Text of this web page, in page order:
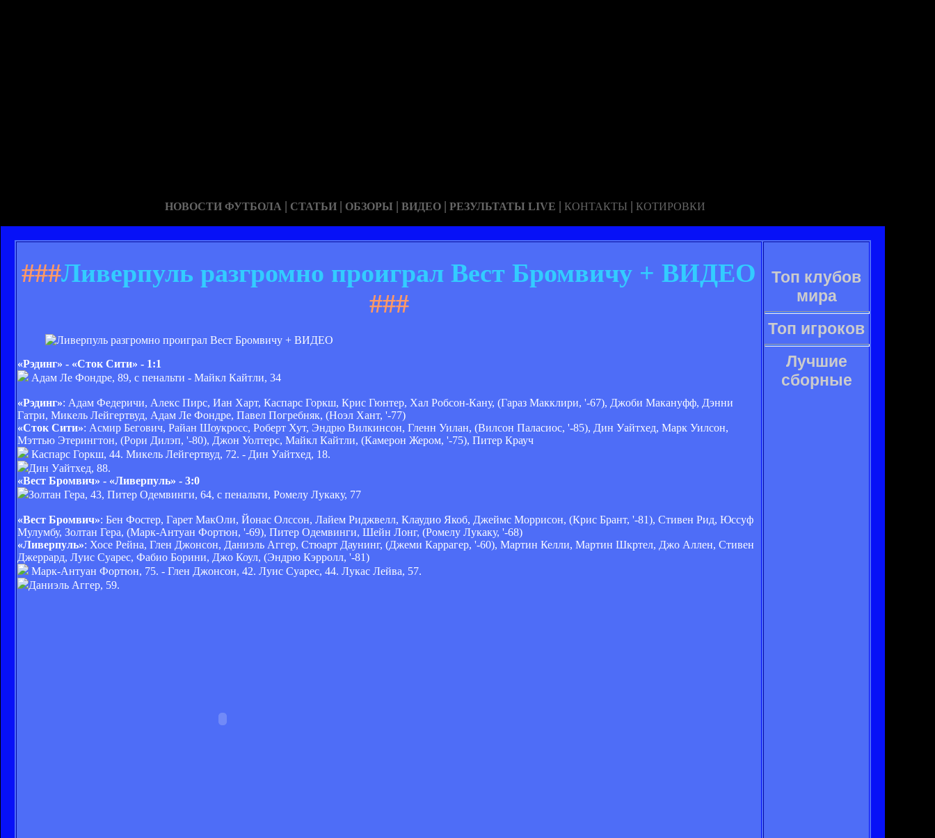
НОВОСТИ ФУТБОЛА | СТАТЬИ | ОБЗОРЫ | ВИДЕО | РЕЗУЛЬТАТЫ LIVE | КОНТАКТЫ | КОТИРОВКИ
###Ливерпуль разгромно проиграл Вест Бромвичу + ВИДЕО
###
«Рэдинг» - «Сток Сити» - 1:1
Адам Ле Фондре, 89, с пенальти - Майкл Кайтли, 34
«Рэдинг»: Адам Федеричи, Алекс Пирс, Иан Харт, Каспарс Горкш, Крис Гюнтер, Хал Робсон-Кану, (Гараз Макклири, '-67), Джоби Макануфф, Дэнни
Гатри, Микель Лейгертвуд, Адам Ле Фондре, Павел Погребняк, (Ноэл Хант, '-77)
«Сток Сити»: Асмир Бегович, Райан Шоукросс, Роберт Хут, Эндрю Вилкинсон, Гленн Уилан, (Вилсон Паласиос, '-85), Дин Уайтхед, Марк Уилсон,
Мэттью Этерингтон, (Рори Дилэп, '-80), Джон Уолтерс, Майкл Кайтли, (Камерон Жером, '-75), Питер Крауч
Каспарс Горкш, 44. Микель Лейгертвуд, 72. - Дин Уайтхед, 18.
Дин Уайтхед, 88.
«Вест Бромвич» - «Ливерпуль» - 3:0
Золтан Гера, 43, Питер Одемвинги, 64, с пенальти, Ромелу Лукаку, 77
«Вест Бромвич»: Бен Фостер, Гарет МакОли, Йонас Олссон, Лайем Риджвелл, Клаудио Якоб, Джеймс Моррисон, (Крис Брант, '-81), Стивен Рид, Юссуф
Мулумбу, Золтан Гера, (Марк-Антуан Фортюн, '-69), Питер Одемвинги, Шейн Лонг, (Ромелу Лукаку, '-68)
«Ливерпуль»: Хосе Рейна, Глен Джонсон, Даниэль Аггер, Стюарт Даунинг, (Джеми Каррагер, '-60), Мартин Келли, Мартин Шкртел, Джо Аллен, Стивен
Джеррард, Луис Суарес, Фабио Борини, Джо Коул, (Эндрю Кэрролл, '-81)
Марк-Антуан Фортюн, 75. - Глен Джонсон, 42. Луис Суарес, 44. Лукас Лейва, 57.
Даниэль Аггер, 59.
Топ клубов
мира
Топ игроков
Лучшие
сборные